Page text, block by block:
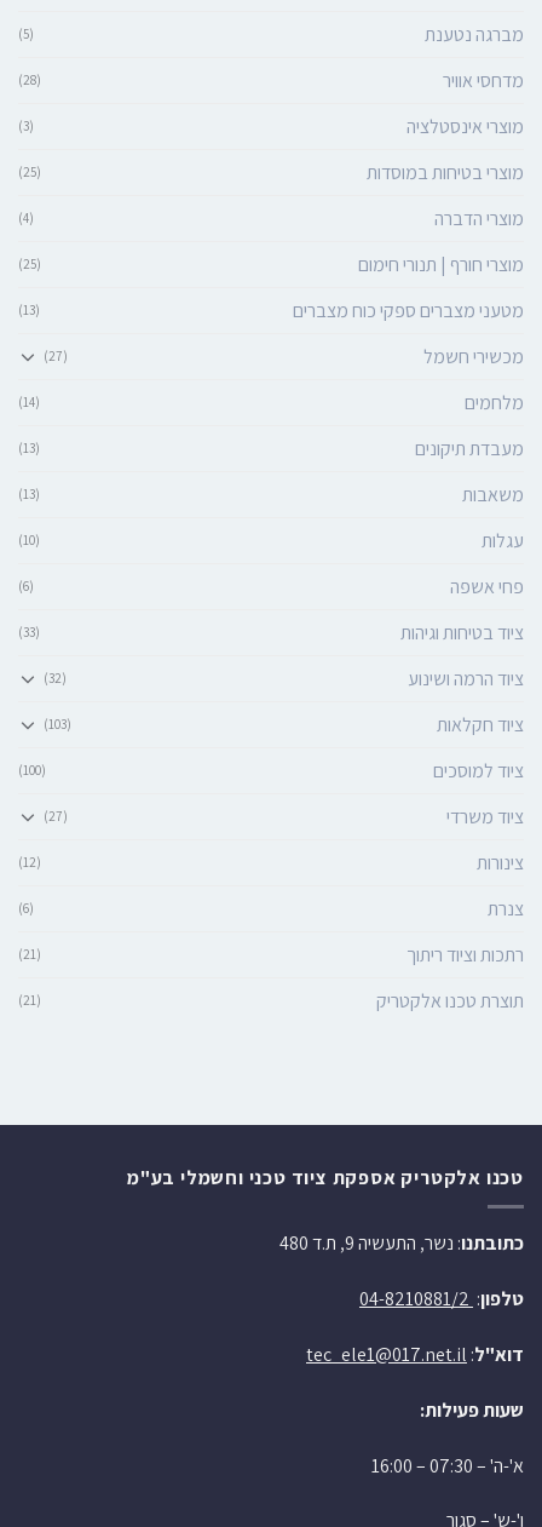
מברגה נטענת
(5)
מדחסי אוויר (28)
מוצרי אינסטלציה (3)
מוצרי בטיחות במוסדות (25)
מוצרי הדברה (4)
מוצרי חורף | תנורי חימום (25)
מטעני מצברים ספקי כוח מצברים (13)
מכשירי חשמל (27)
מלחמים (14)
מעבדת תיקונים (13)
משאבות (13)
עגלות (10)
פחי אשפה (6)
ציוד בטיחות וגיהות (33)
ציוד הרמה ושינוע (32)
ציוד חקלאות (103)
ציוד למוסכים (100)
ציוד משרדי (27)
צינורות (12)
צנרת (6)
רתכות וציוד ריתוך (21)
תוצרת טכנו אלקטריק (21)
טכנו אלקטריק אספקת ציוד טכני וחשמלי בע"מ
כתובתנו: נשר, התעשיה 9, ת.ד 480
טלפון:
דוא"ל:
tec_ele1@017.net.il
שעות פעילות:
א'-ה' – 07:30 – 16:00
ו'-ש' – סגור